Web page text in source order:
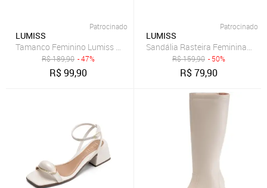
Patrocinado
LUMISS
Tamanco Feminino Lumiss Sandália Flatform Confortável Juta Off
R$189,90 - 47%
R$99,90
Patrocinado
LUMISS
Sandália Rasteira Feminina
R$159,90 - 50%
R$79,90